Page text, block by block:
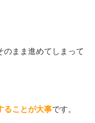
のまま進めてしまって
ることが大事です。